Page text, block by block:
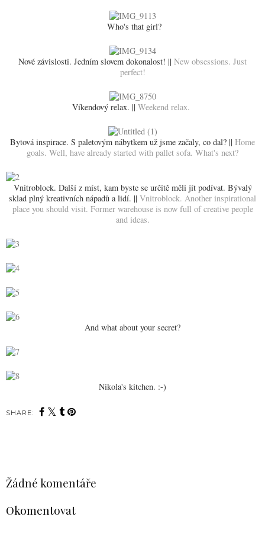
Who's that girl?
Nové závislosti. Jedním slovem dokonalost! || New obsessions. Just
perfect!
Víkendový relax. || Weekend relax.
Bytová inspirace. S paletovým nábytkem už jsme začaly, co dal? || Home
goals. Well, have already started with pallet sofa. What's next?
Vnitroblock. Další z míst, kam byste se určitě měli jít podívat. Bývalý
sklad plný kreativních nápadů a lidí. || Vnitroblock. Another inspirational
place you should visit. Former warehouse is now full of creative people
and ideas.
And what about your secret?
Nikola's kitchen. :-)
SHARE:
Žádné komentáře
Okomentovat